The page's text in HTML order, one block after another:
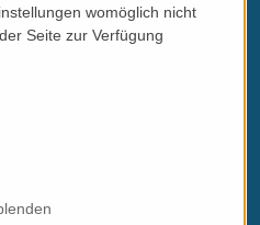
womöglich nicht
Seite zur Verfügung